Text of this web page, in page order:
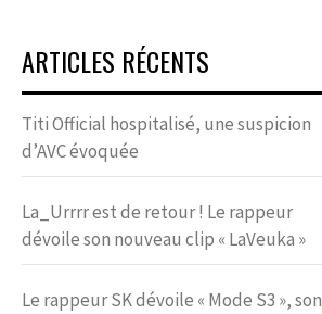
ARTICLES RÉCENTS
Titi Official hospitalisé, une suspicion
d’AVC évoquée
La_Urrrr est de retour ! Le rappeur
dévoile son nouveau clip « LaVeuka »
Le rappeur SK dévoile « Mode S3 », son